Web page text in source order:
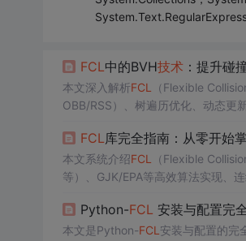
FCL中的BVH技术：提升碰
本文深入解析FCL （Flexible
OBB/RSS）、树遍历优化、动态更
FCL库完全指南：从零开始
本文系统介绍FCL
（Flexible
等）、GJK/EPA等高效算法实现、
Python-FCL 安装与配置完
本文是Python-FCL 安装与配置的完